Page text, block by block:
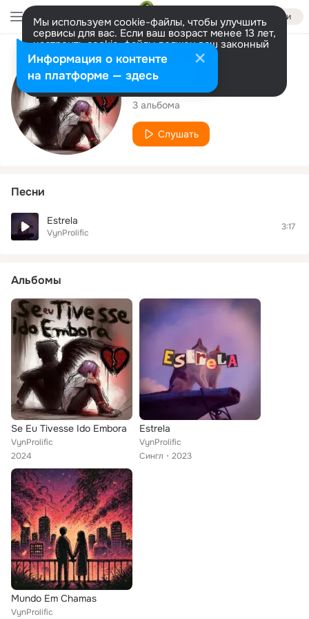
Войти
Мы используем cookie-файлы, чтобы улучшить
сервисы для вас. Если ваш возраст менее 13 лет,
настроить cookie-файлы должен ваш законный
представитель. Больше информации
Разрешить все Настроить
Исполнитель
VynProlific
3 альбома
Слушать
Песни
Estrela
VynProlific
3:17
Альбомы
Se Eu Tivesse Ido Embora
VynProlific
2024
Estrela
VynProlific
Сингл
2023
Mundo Em Chamas
VynProlific
Информация о контенте
на платформе — здесь